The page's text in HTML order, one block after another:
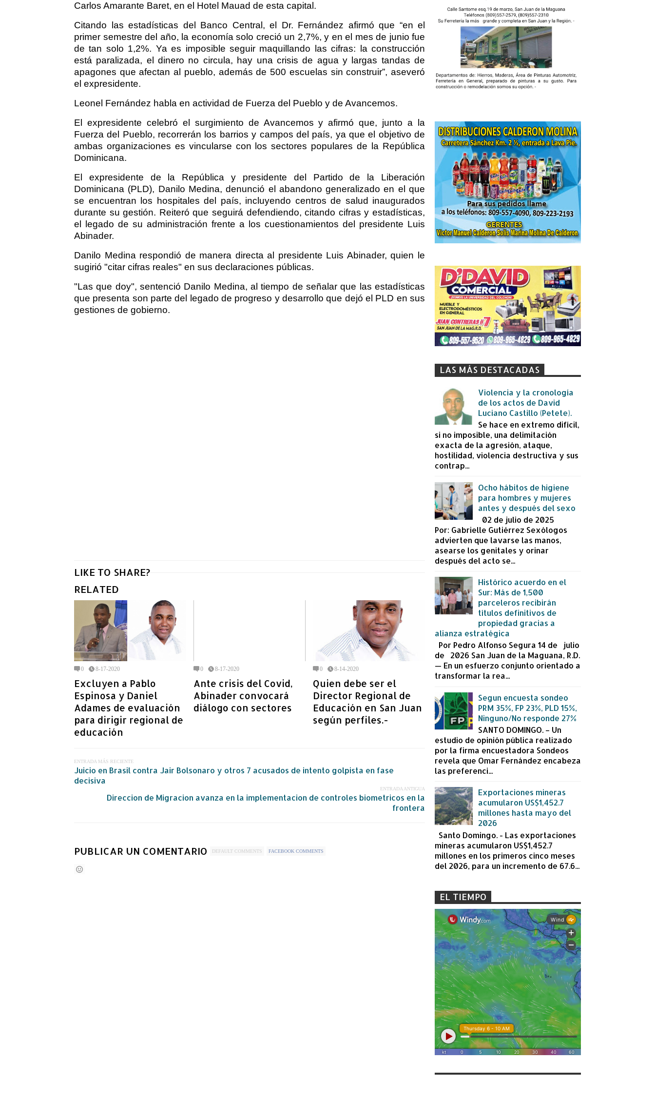
Carlos Amarante Baret, en el Hotel Mauad de esta capital.
Citando las estadísticas del Banco Central, el Dr. Fernández afirmó que “en el
primer semestre del año, la economía solo creció un 2,7%, y en el mes de junio fue
de tan solo 1,2%. Ya es imposible seguir maquillando las cifras: la construcción
está paralizada, el dinero no circula, hay una crisis de agua y largas tandas de
apagones que afectan al pueblo, además de 500 escuelas sin construir”, aseveró
el expresidente.
Leonel Fernández habla en actividad de Fuerza del Pueblo y de Avancemos.
El expresidente celebró el surgimiento de Avancemos y afirmó que, junto a la
Fuerza del Pueblo, recorrerán los barrios y campos del país, ya que el objetivo de
ambas organizaciones es vincularse con los sectores populares de la República
Dominicana.
El expresidente de la República y presidente del Partido de la Liberación
Dominicana (PLD), Danilo Medina, denunció el abandono generalizado en el que
se encuentran los hospitales del país, incluyendo centros de salud inaugurados
durante su gestión. Reiteró que seguirá defendiendo, citando cifras y estadísticas,
el legado de su administración frente a los cuestionamientos del presidente Luis
Abinader.
Danilo Medina respondió de manera directa al presidente Luis Abinader, quien le
sugirió "citar cifras reales" en sus declaraciones públicas.
"Las que doy", sentenció Danilo Medina, al tiempo de señalar que las estadísticas
que presenta son parte del legado de progreso y desarrollo que dejó el PLD en sus
gestiones de gobierno.
LIKE TO SHARE?
RELATED
0 8-17-2020
Excluyen a Pablo
Espinosa y Daniel
Adames de evaluación
para dirigir regional de
educación
0 8-17-2020
Ante crisis del Covid,
Abinader convocará
diálogo con sectores
0 8-14-2020
Quien debe ser el
Director Regional de
Educación en San Juan
según perfiles.-
ENTRADA MÁS RECIENTE
Juicio en Brasil contra Jair Bolsonaro y otros 7 acusados de intento golpista en fase
decisiva
ENTRADA ANTIGUA
Direccion de Migracion avanza en la implementacion de controles biometricos en la
frontera
PUBLICAR UN COMENTARIO DEFAULT COMMENTS FACEBOOK COMMENTS
LAS MÁS DESTACADAS
Violencia y la cronología
de los actos de David
Luciano Castillo (Petete).
Se hace en extremo difícil,
si no imposible, una delimitación
exacta de la agresión, ataque,
hostilidad, violencia destructiva y sus
contrap...
Ocho hábitos de higiene
para hombres y mujeres
antes y después del sexo
02 de julio de 2025
Por: Gabrielle Gutiérrez Sexólogos
advierten que lavarse las manos,
asearse los genitales y orinar
después del acto se...
Histórico acuerdo en el
Sur: Más de 1,500
parceleros recibirán
títulos definitivos de
propiedad gracias a
alianza estratégica
Por Pedro Alfonso Segura 14 de julio
de 2026 San Juan de la Maguana, R.D.
— En un esfuerzo conjunto orientado a
transformar la rea...
Segun encuesta sondeo
PRM 35%, FP 23%, PLD 15%,
Ninguno/No responde 27%
SANTO DOMINGO. – Un
estudio de opinión pública realizado
por la firma encuestadora Sondeos
revela que Omar Fernández encabeza
las preferenci...
Exportaciones mineras
acumularon US$1,452.7
millones hasta mayo del
2026
Santo Domingo. - Las exportaciones
mineras acumularon US$1,452.7
millones en los primeros cinco meses
del 2026, para un incremento de 67.6...
EL TIEMPO